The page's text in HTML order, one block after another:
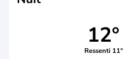
12°
Ressenti 11°